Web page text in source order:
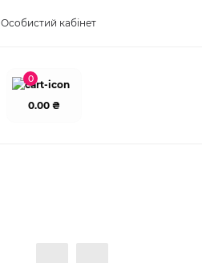
Особистий кабінет
0
0.00 ₴